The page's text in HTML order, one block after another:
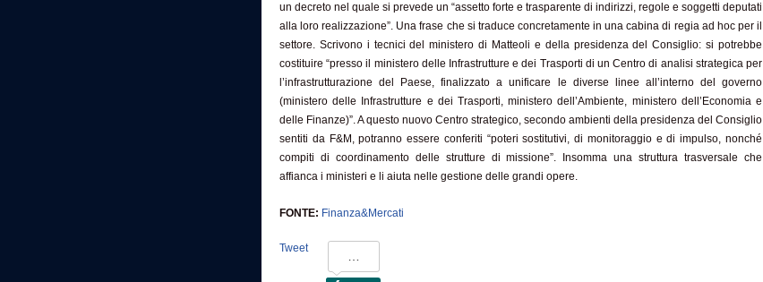
un decreto nel quale si prevede un “assetto forte e trasparente di indirizzi, regole e soggetti deputati
alla loro realizzazione”. Una frase che si traduce concretamente in una cabina di regia ad hoc per il
settore. Scrivono i tecnici del ministero di Matteoli e della presidenza del Consiglio: si potrebbe
costituire “presso il ministero delle Infrastrutture e dei Trasporti di un Centro di analisi strategica per
l’infrastrutturazione del Paese, finalizzato a unificare le diverse linee all’interno del governo
(ministero delle Infrastrutture e dei Trasporti, ministero dell’Ambiente, ministero dell’Economia e
delle Finanze)”. A questo nuovo Centro strategico, secondo ambienti della presidenza del Consiglio
sentiti da F&M, potranno essere conferiti “poteri sostitutivi, di monitoraggio e di impulso, nonché
compiti di coordinamento delle strutture di missione”. Insomma una struttura trasversale che
affianca i ministeri e li aiuta nelle gestione delle grandi opere.
FONTE: Finanza&Mercati
Tweet